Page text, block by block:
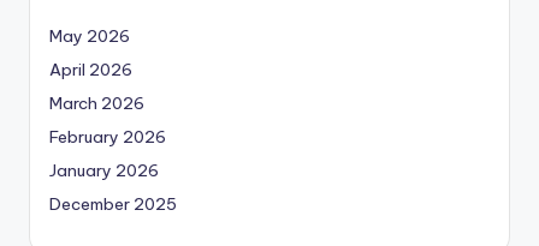
May 2026
April 2026
March 2026
February 2026
January 2026
December 2025